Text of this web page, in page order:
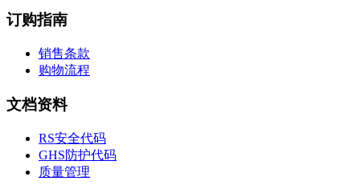
炔
噻吩
砷
石
试纸
锶
素
酸
钛
订购指南
销售条款
购物流程
文档资料
RS安全代码
GHS防护代码
质量管理